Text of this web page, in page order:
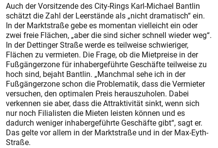
Auch der Vorsitzende des City-Rings Karl-Michael Bantlin
schätzt die Zahl der Leerstände als „nicht dramatisch“ ein.
In der Marktstraße gebe es momentan vielleicht ein oder
zwei freie Flächen, „aber die sind sicher schnell wieder weg“.
In der Dettinger Straße werde es teilweise schwieriger,
Flächen zu vermieten. Die Frage, ob die Mietpreise in der
Fußgängerzone für inhabergeführte Geschäfte teilweise zu
hoch sind, bejaht Bantlin. „Manchmal sehe ich in der
Fußgängerzone schon die Problematik, dass die Vermieter
versuchen, den optimalen Preis herauszuholen. Dabei
verkennen sie aber, dass die Attraktivität sinkt, wenn sich
nur noch Filialisten die Mieten leisten können und es
dadurch weniger inhabergeführte Geschäfte gibt“, sagt er.
Das gelte vor allem in der Marktstraße und in der Max-Eyth-
Straße.